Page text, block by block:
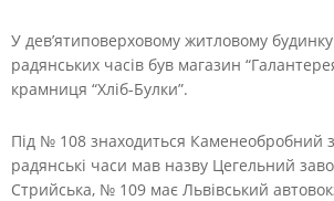
У дев’ятиповерховому житловому
радянських часів був магазин
крамниця “Хліб-Булки”.
Під № 108 знаходиться Каменеобробний
радянські часи мав назву Цегельний
Стрийська, № 109 має Львівський